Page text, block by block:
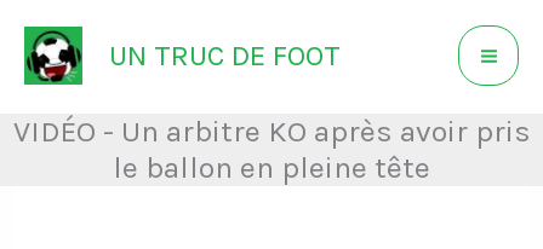
Aller
au
contenu
UN TRUC DE FOOT
VIDÉO - Un arbitre KO après avoir pris
le ballon en pleine tête